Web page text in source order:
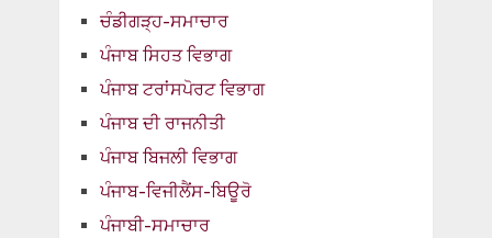
ਚੰਡੀਗੜ੍ਹ-ਸਮਾਚਾਰ
ਪੰਜਾਬ ਸਿਹਤ ਵਿਭਾਗ
ਪੰਜਾਬ ਟਰਾਂਸਪੋਰਟ ਵਿਭਾਗ
ਪੰਜਾਬ ਦੀ ਰਾਜਨੀਤੀ
ਪੰਜਾਬ ਬਿਜਲੀ ਵਿਭਾਗ
ਪੰਜਾਬ-ਵਿਜੀਲੈਂਸ-ਬਿਊਰੋ
ਪੰਜਾਬੀ-ਸਮਾਚਾਰ